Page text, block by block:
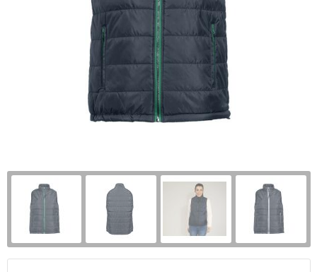
Bloemen en planten